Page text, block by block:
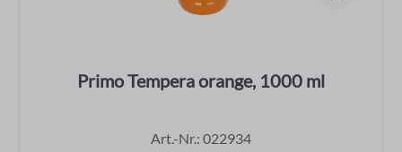
Primo Tempera orange, 1000 ml
Art.-Nr.: 022934